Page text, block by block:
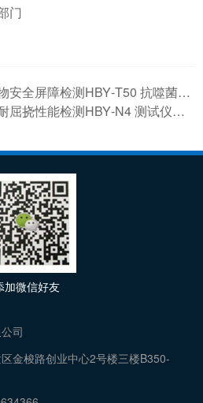
门
检测HBY‑T50 抗噬菌体穿透性测试仪技术手册
性能检测HBY‑N4 测试仪技术详解
司
金梭路创业中心2号楼三楼B350-
加微信好友